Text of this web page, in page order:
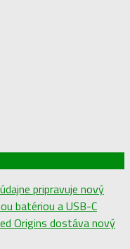
pripravuje nový
batériou a USB-C
Origins dostáva nový